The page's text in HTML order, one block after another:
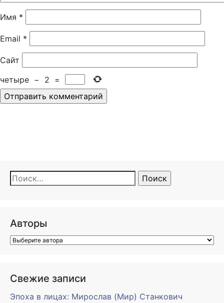
Имя *
Email *
Сайт
четыре − 2 =
Найти:
Авторы
Свежие записи
Эпоха в лицах: Мирослав (Мир) Станкович